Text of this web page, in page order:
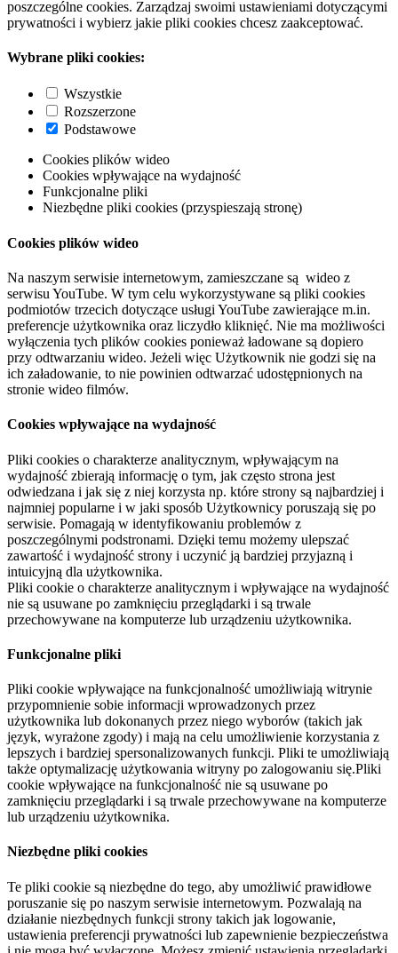
poszczególne cookies. Zarządzaj swoimi ustawieniami dotyczącymi
prywatności i wybierz jakie pliki cookies chcesz zaakceptować.
Wybrane pliki cookies:
Wszystkie
Rozszerzone
Podstawowe
Cookies plików wideo
Cookies wpływające na wydajność
Funkcjonalne pliki
Niezbędne pliki cookies (przyspieszają stronę)
Cookies plików wideo
Na naszym serwisie internetowym, zamieszczane są wideo z
serwisu YouTube. W tym celu wykorzystywane są pliki cookies
podmiotów trzecich dotyczące usługi YouTube zawierające m.in.
preferencje użytkownika oraz liczydło kliknięć. Nie ma możliwości
wyłączenia tych plików cookies ponieważ ładowane są dopiero
przy odtwarzaniu wideo. Jeżeli więc Użytkownik nie godzi się na
ich załadowanie, to nie powinien odtwarzać udostępnionych na
stronie wideo filmów.
Cookies wpływające na wydajność
Pliki cookies o charakterze analitycznym, wpływającym na
wydajność zbierają informację o tym, jak często strona jest
odwiedzana i jak się z niej korzysta np. które strony są najbardziej i
najmniej popularne i w jaki sposób Użytkownicy poruszają się po
serwisie. Pomagają w identyfikowaniu problemów z
poszczególnymi podstronami. Dzięki temu możemy ulepszać
zawartość i wydajność strony i uczynić ją bardziej przyjazną i
intuicyjną dla użytkownika.
Pliki cookie o charakterze analitycznym i wpływające na wydajność
nie są usuwane po zamknięciu przeglądarki i są trwale
przechowywane na komputerze lub urządzeniu użytkownika.
Funkcjonalne pliki
Pliki cookie wpływające na funkcjonalność umożliwiają witrynie
przypomnienie sobie informacji wprowadzonych przez
użytkownika lub dokonanych przez niego wyborów (takich jak
język, wyrażone zgody) i mają na celu umożliwienie korzystania z
lepszych i bardziej spersonalizowanych funkcji. Pliki te umożliwiają
także optymalizację użytkowania witryny po zalogowaniu się.Pliki
cookie wpływające na funkcjonalność nie są usuwane po
zamknięciu przeglądarki i są trwale przechowywane na komputerze
lub urządzeniu użytkownika.
Niezbędne pliki cookies
Te pliki cookie są niezbędne do tego, aby umożliwić prawidłowe
poruszanie się po naszym serwisie internetowym. Pozwalają na
działanie niezbędnych funkcji strony takich jak logowanie,
ustawienia preferencji prywatności lub zapewnienie bezpieczeństwa